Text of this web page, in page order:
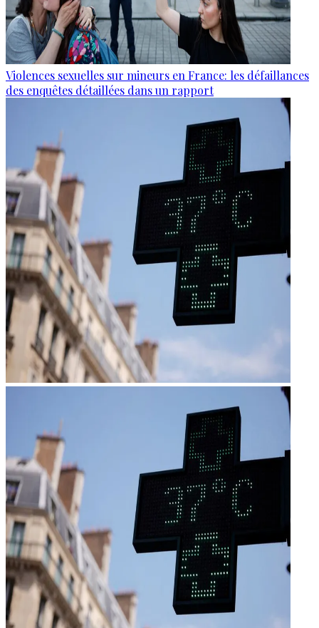
Violences sexuelles sur mineurs en France: les défaillances
des enquêtes détaillées dans un rapport